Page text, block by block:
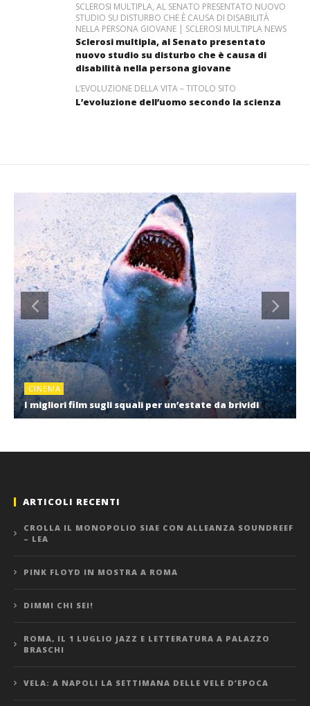
SCLEROSI MULTIPLA, AL SENATO PRESENTATO NUOVO
STUDIO SU DISTURBO CHE È CAUSA DI DISABILITÀ
NELLA PERSONA GIOVANE | SCLEROSI MULTIPLA NEWS
Sclerosi multipla, al Senato presentato
nuovo studio su disturbo che è causa di
disabilità nella persona giovane
L’EVOLUZIONE DELLA VITA – TITOLO SITO
L’evoluzione dell’uomo secondo la scienza
CINEMA
I migliori film sugli squali per un’estate da brividi
ARTICOLI RECENTI
CROLLA IL MONOPOLIO SIAE CON ALLEANZA SOUNDREEF
– LEA
PINK FLOYD IN MOSTRA A ROMA
DIMMI CHI SEI!
ROMA, IL 1 LUGLIO JAZZ E LETTERATURA A PALAZZO
BRASCHI
VELA: A NAPOLI LA SETTIMANA DELLE VELE D’EPOCA